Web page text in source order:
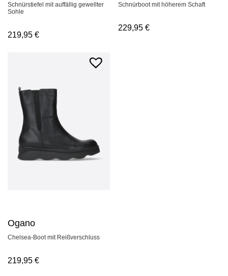
Schnürstiefel mit auffällig gewellter
Sohle
219,95 €
Schnürboot mit höherem Schaft
229,95€
Ogano
Chelsea-Boot mit Reißverschluss
219,95 €